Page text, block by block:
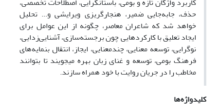
حذف، جا‌به‌جایی ضمیر، هنجارگریزی ویرایشی و... تحلیل
خواهد‌ شد که شاعران معاصر، چگونه از این عوامل برای
ایجاد تعلیقبا کارکرد‌‌‌هایی چون برجسته‌‌سازی، آشنایی‌زدایی،
نوگرایی، توسعه معنایی، چندمعنایی، ایجاز، انتقال بنمایه‌های
فرهنگ بومی، توسعه و غنای زبان بهره می­جویند تا بتوانند
مخاطب را در جریان روایت با خود همراه سازند.
کلیدواژه‌ها